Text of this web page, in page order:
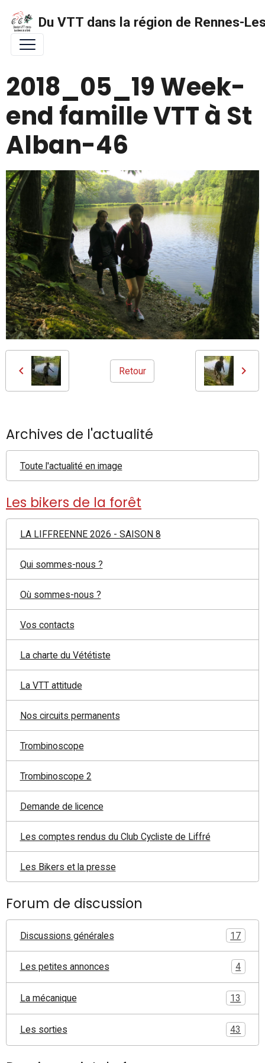
Du VTT dans la région de Rennes-
2018_05_19 Week-
end famille VTT à St
Alban-46
Retour
Archives de l'actualité
Toute l'actualité en image
Les bikers de la forêt
LA LIFFREENNE 2026 - SAISON 8
Qui sommes-nous ?
Où sommes-nous ?
Vos contacts
La charte du Vététiste
La VTT attitude
Nos circuits permanents
Trombinoscope
Trombinoscope 2
Demande de licence
Les comptes rendus du Club Cycliste de Liffré
Les Bikers et la presse
Forum de discussion
Discussions générales 17
Les petites annonces 4
La mécanique 13
Les sorties 43